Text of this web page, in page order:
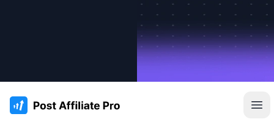
:site.title